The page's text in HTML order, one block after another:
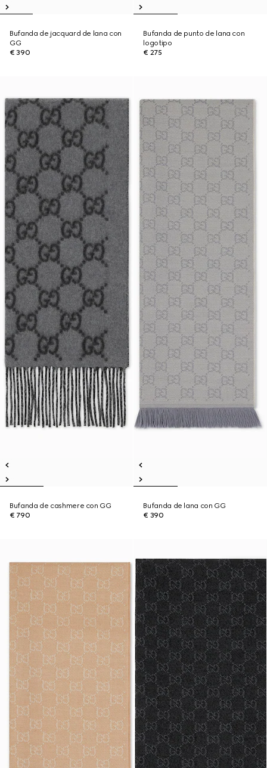
Bufanda de jacquard de lana con
GG
€ 390
Bufanda de punto de lana con
logotipo
€ 275
Bufanda de cashmere con GG
€ 790
Bufanda de lana con GG
€ 390